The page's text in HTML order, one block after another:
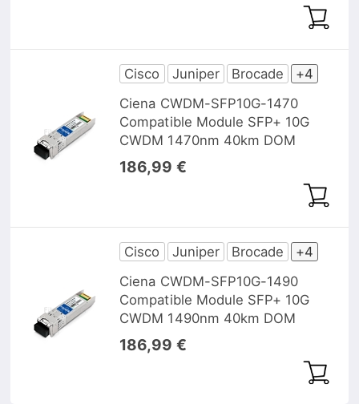
Cisco Juniper Brocade
+4
Ciena CWDM-SFP10G-1470
Compatible Module SFP+ 10G
CWDM 1470nm 40km DOM
186,99 €
Cisco Juniper Brocade
+4
Ciena CWDM-SFP10G-1490
Compatible Module SFP+ 10G
CWDM 1490nm 40km DOM
186,99 €